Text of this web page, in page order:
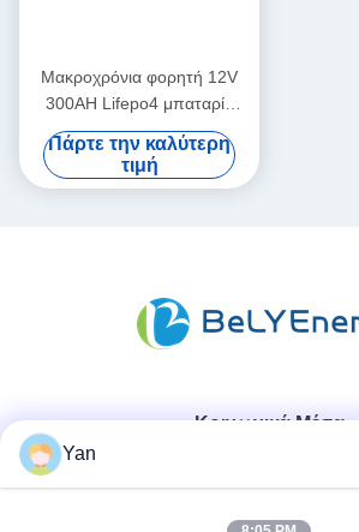
Μακροχρόνια φορητή 12V
300AH Lifepo4 μπαταρία
νέος βαθμός Α κύτταρα
μακρά διάρκεια κύκλου ζωής
Πάρτε την καλύτερη
τιμή
Κοινωνικά Μέσα
Yan